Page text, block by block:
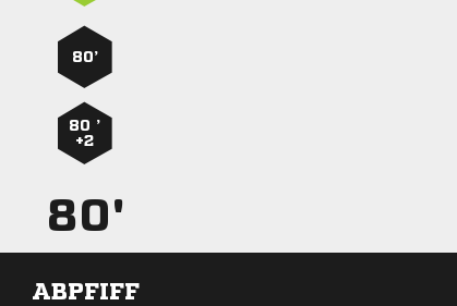
80’
80 ’
+2
80'
ABPFIFF